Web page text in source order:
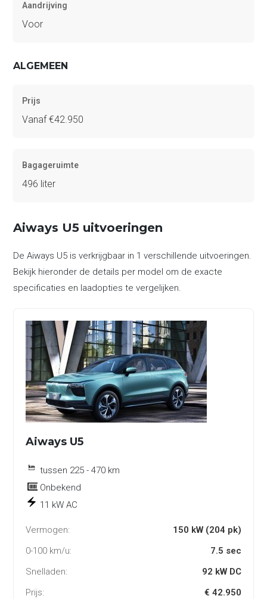
Aandrijving
Voor
ALGEMEEN
Prijs
Vanaf €42.950
Bagageruimte
496 liter
Aiways U5 uitvoeringen
De Aiways U5 is verkrijgbaar in 1 verschillende uitvoeringen.
Bekijk hieronder de details per model om de exacte
specificaties en laadopties te vergelijken.
Aiways U5
tussen 225 - 470 km
Onbekend
11 kW AC
Vermogen:
150 kW (204 pk)
0-100 km/u:
7.5 sec
Snelladen:
92 kW DC
Prijs:
€ 42.950